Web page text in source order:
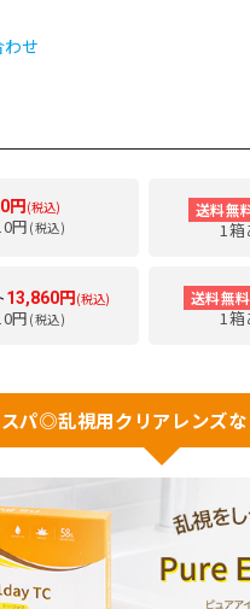
せ
円(税込)
円 (税込)
送料無
1箱
13,860円 (税込)
円 (税込)
送料無料
1箱
パ◎乱視用クリアレンズ